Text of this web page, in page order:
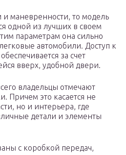
и маневренности, то модель
одной из лучших в своем
параметрам она сильно
автомобили. Доступ к
за счет
вверх, удобной двери.
владельцы отмечают
Причем это касается не
но и интерьера, где
детали и элементы
с коробкой передач,